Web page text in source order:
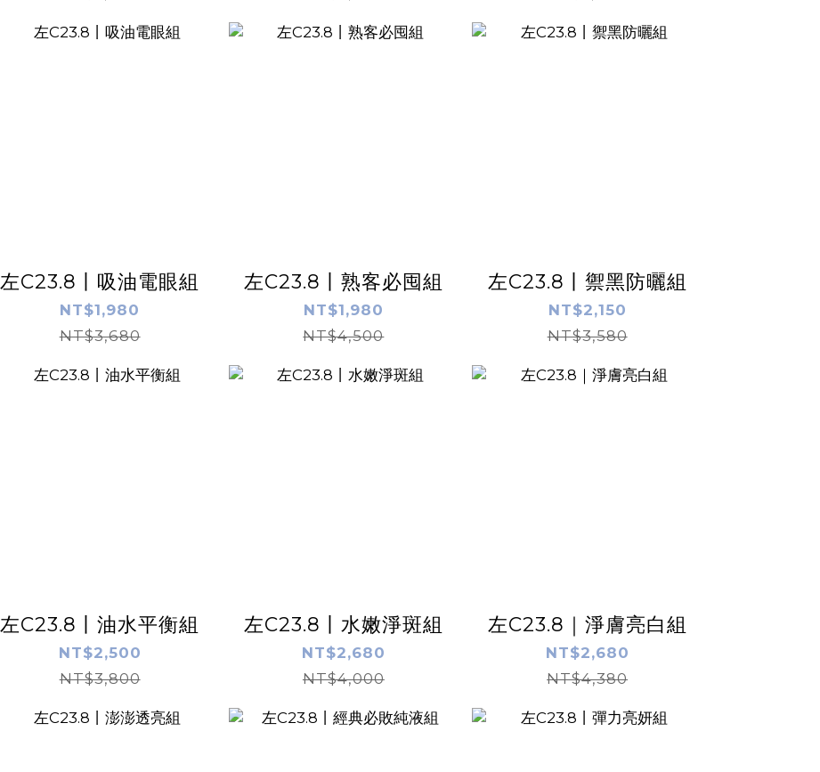
左C23.8丨吸油電眼組
NT$1,980
NT$3,680
左C23.8丨熟客必囤組
NT$1,980
NT$4,500
左C23.8丨禦黑防曬組
NT$2,150
NT$3,580
左C23.8丨油水平衡組
NT$2,500
NT$3,800
左C23.8丨水嫩淨斑組
NT$2,680
NT$4,000
左C23.8｜淨膚亮白組
NT$2,680
NT$4,380